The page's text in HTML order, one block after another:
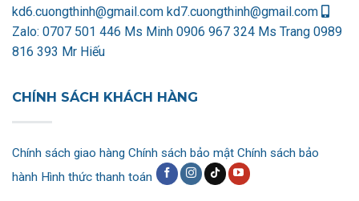
kd6.cuongthinh@gmail.com kd7.cuongthinh@gmail.com
Zalo: 0707 501 446 Ms Minh 0906 967 324 Ms Trang 0989
816 393 Mr Hiếu
CHÍNH SÁCH KHÁCH HÀNG
Chính sách giao hàng Chính sách bảo mật Chính sách bảo
hành Hình thức thanh toán